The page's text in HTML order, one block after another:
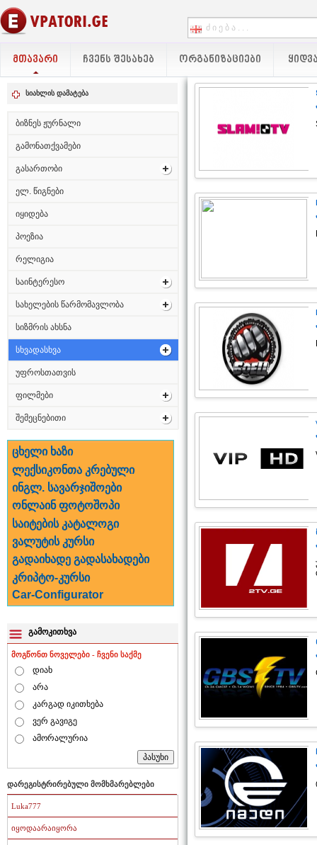
ᲛᲗᲐᲕᲐᲠᲘ ᲩᲕᲔᲜᲡ ᲨᲔᲡᲐᲮᲔᲑ ᲝᲠᲒᲐᲜᲘᲖᲐᲪᲘᲔᲑᲘ
სიახლის დამატება
ბიზნეს ჟურნალი
გამონათქვამები
გასართობი
ელ. წიგნები
იყიდება
პოეზია
რელიგია
საინტერესო
სახელების წარმომავლობა
სიზმრის ახსნა
სხვადასხვა
უფროსთათვის
ფილმები
შემეცნებითი
ცხელი ხაზი
ლექსიკონთა კრებული
ინგლ. სავარჯიშოები
ონლაინ ფოტოშოპი
საიტების კატალოგი
ვალუტის კურსი
გადაიხადე გადასახადები
კრიპტო-კურსი
Car-Configurator
გამოკითხვა
მოგწონთ ნოველები - ჩვენი საქმე
დიახ
არა
კარგად იკითხება
ვერ გავიგე
ამორალურია
დარეგისტრირებული მომხმარებლები
Luka777
იყოდაარაიყორა